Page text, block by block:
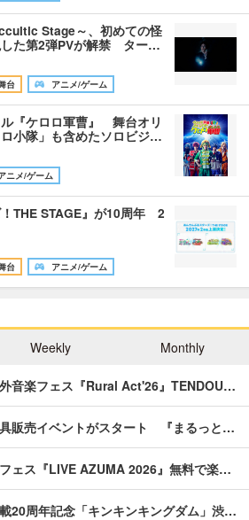
Stage～、初めての怪
した第2弾PVが解禁 ター…
台 アニメ/ゲーム
『ケロロ軍曹』 舞台オリ
小隊」も含めたソロビジ…
ニメ/ゲーム
！THE STAGE』が10周年 2
台 アニメ/ゲーム
Weekly Monthly
音楽フェス『Rural Act'26』TENDOU…
販売イベントがスタート 『まるっと…
ェス『LIVE AZUMA 2026』無料で楽…
載20周年記念「キンキンキングダム」渋…